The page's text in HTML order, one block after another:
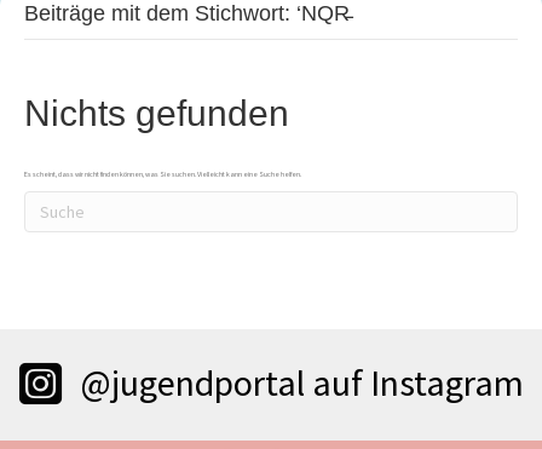
Beiträge mit dem Stichwort: ‘NQR̵
Nichts gefunden
Es scheint, dass wir nicht finden können, was Sie suchen. Vielleicht kann eine Suche helfen.
@jugendportal auf Instagram